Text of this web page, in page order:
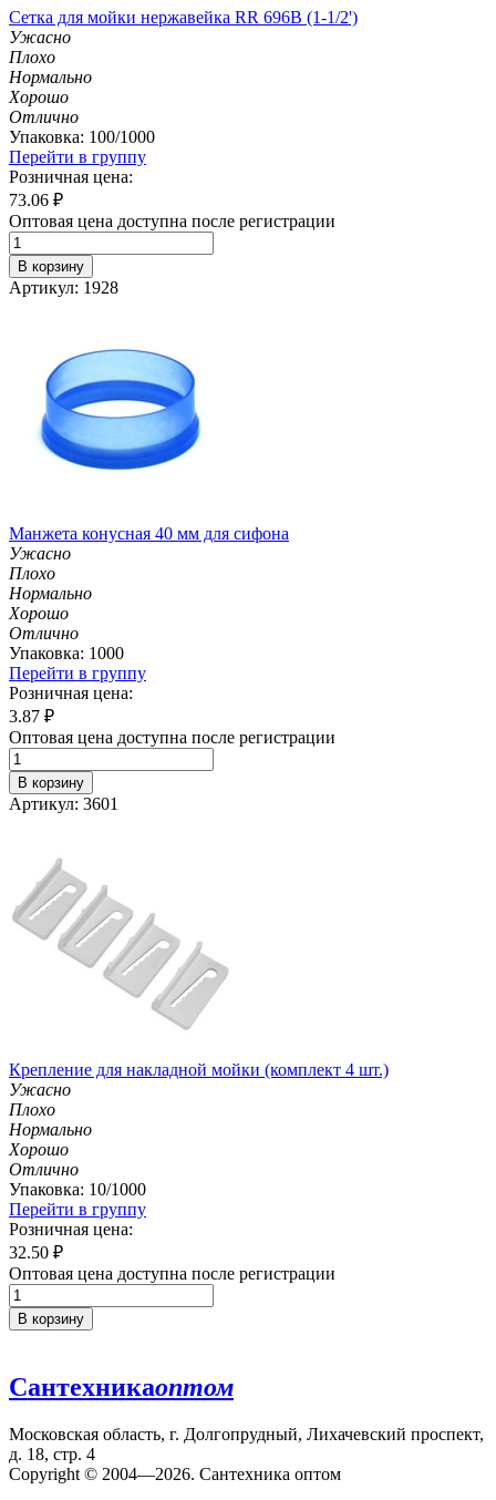
Сетка для мойки нержавейка RR 696B (1-1/2')
Ужасно
Плохо
Нормально
Хорошо
Отлично
Упаковка: 100/1000
Перейти в группу
Розничная цена:
73.06 ₽
Оптовая цена доступна после регистрации
В корзину
Артикул: 1928
Манжета конусная 40 мм для сифона
Ужасно
Плохо
Нормально
Хорошо
Отлично
Упаковка: 1000
Перейти в группу
Розничная цена:
3.87 ₽
Оптовая цена доступна после регистрации
В корзину
Артикул: 3601
Крепление для накладной мойки (комплект 4 шт.)
Ужасно
Плохо
Нормально
Хорошо
Отлично
Упаковка: 10/1000
Перейти в группу
Розничная цена:
32.50 ₽
Оптовая цена доступна после регистрации
В корзину
Сантехникаоптом
Московская область, г. Долгопрудный, Лихачевский проспект,
д. 18, стр. 4
Copyright © 2004—2026. Сантехника оптом